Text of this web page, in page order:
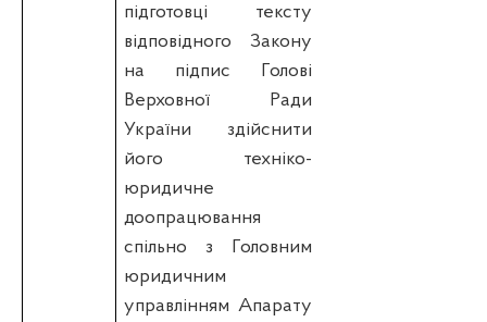
підготовці
тексту
відповідного Закону
на підпис Голові
Верховної Ради
України здійснити
його техніко-
юридичне
доопрацювання
спільно з Головним
юридичним
управлінням Апарату